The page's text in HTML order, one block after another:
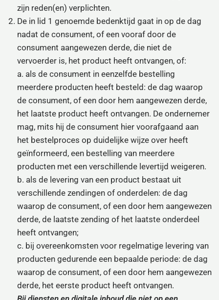
zijn reden(en) verplichten.
De in lid 1 genoemde bedenktijd gaat in op de dag
nadat de consument, of een vooraf door de
consument aangewezen derde, die niet de
vervoerder is, het product heeft ontvangen, of:
a. als de consument in eenzelfde bestelling
meerdere producten heeft besteld: de dag waarop
de consument, of een door hem aangewezen derde,
het laatste product heeft ontvangen. De ondernemer
mag, mits hij de consument hier voorafgaand aan
het bestelproces op duidelijke wijze over heeft
geïnformeerd, een bestelling van meerdere
producten met een verschillende levertijd weigeren.
b. als de levering van een product bestaat uit
verschillende zendingen of onderdelen: de dag
waarop de consument, of een door hem aangewezen
derde, de laatste zending of het laatste onderdeel
heeft ontvangen;
c. bij overeenkomsten voor regelmatige levering van
producten gedurende een bepaalde periode: de dag
waarop de consument, of een door hem aangewezen
derde, het eerste product heeft ontvangen.